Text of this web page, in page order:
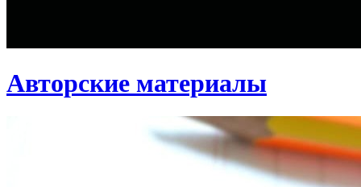
Авторские материалы